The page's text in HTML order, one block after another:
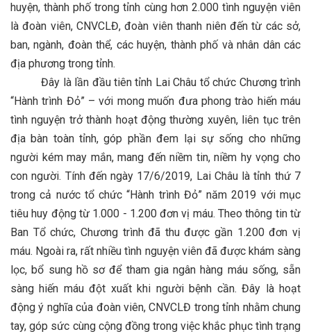
huyện, thành phố trong tỉnh cùng hơn 2.000 tình nguyện viên
là đoàn viên, CNVCLĐ, đoàn viên thanh niên đến từ các sở,
ban, ngành, đoàn thể, các huyện, thành phố và nhân dân các
địa phương trong tỉnh.
Đây là lần đầu tiên tỉnh Lai Châu tổ chức Chương trình
“Hành trình Đỏ” – với mong muốn đưa phong trào hiến máu
tình nguyện trở thành hoạt động thường xuyên, liên tục trên
địa bàn toàn tỉnh, góp phần đem lại sự sống cho những
người kém may mắn, mang đến niềm tin, niềm hy vọng cho
con người. Tính đến ngày 17/6/2019, Lai Châu là tỉnh thứ 7
trong cả nước tổ chức “Hành trình Đỏ” năm 2019 với mục
tiêu huy động từ 1.000 - 1.200 đơn vị máu. Theo thông tin từ
Ban Tổ chức, Chương trình đã thu được gần 1.200 đơn vị
máu. Ngoài ra, rất nhiều tình nguyện viên đã được khám sàng
lọc, bổ sung hồ sơ để tham gia ngân hàng máu sống, sẵn
sàng hiến máu đột xuất khi người bệnh cần. Đây là hoạt
động ý nghĩa của đoàn viên, CNVCLĐ trong tỉnh nhằm chung
tay, góp sức cùng cộng đồng trong việc khắc phục tình trạng